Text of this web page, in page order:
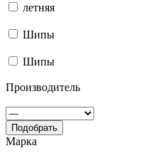
летняя
Шипы
Шипы
Производитель
Подобрать
Марка